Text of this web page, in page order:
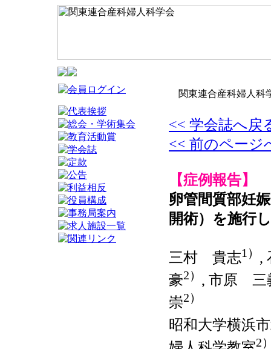
関東連合産科婦人科
<< 学会誌へ戻
<< 前のページ
【症例報告】
卵管間質部妊
開術）を施行
三村 貴志1） ,
豪2） , 市原 三
崇2）
昭和大学横浜
2